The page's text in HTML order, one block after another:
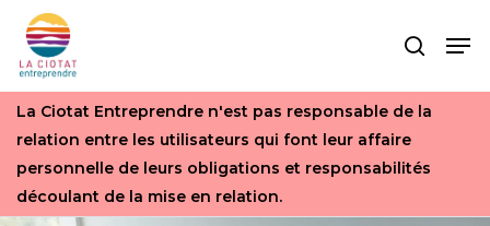
main
content
search
La Ciotat Entreprendre n'est pas responsable de la
relation entre les utilisateurs qui font leur affaire
personnelle de leurs obligations et responsabilités
découlant de la mise en relation.